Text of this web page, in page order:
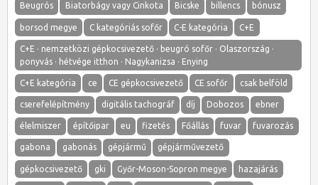
Beugrós Biatorbágy vagy Cinkota Bicske billencs bónusz
borsod megye C kategóriás sofőr C-E kategória C+E
C+E · nemzetközi gépkocsivezető · beugró sofőr · Olaszország ·
ponyvás · hétvége itthon · Nagykanizsa · Enying
C+E kategória ce CE gépkocsivezető CE sofőr csak belföld
cserefelépítmény digitális tachográf díj Dobozos ebner
élelmiszer építőipar eu fizetés Főállás fuvar fuvarozás
gabona gabonás gépjármű gépjárművezető
gépkocsivezető gki Győr-Moson-Sopron megye hazajárás